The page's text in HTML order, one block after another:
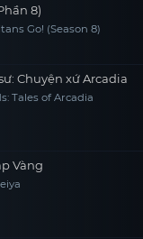
8)
Go! (Season 8)
Chuyện xứ Arcadia
Tales of Arcadia
Vàng